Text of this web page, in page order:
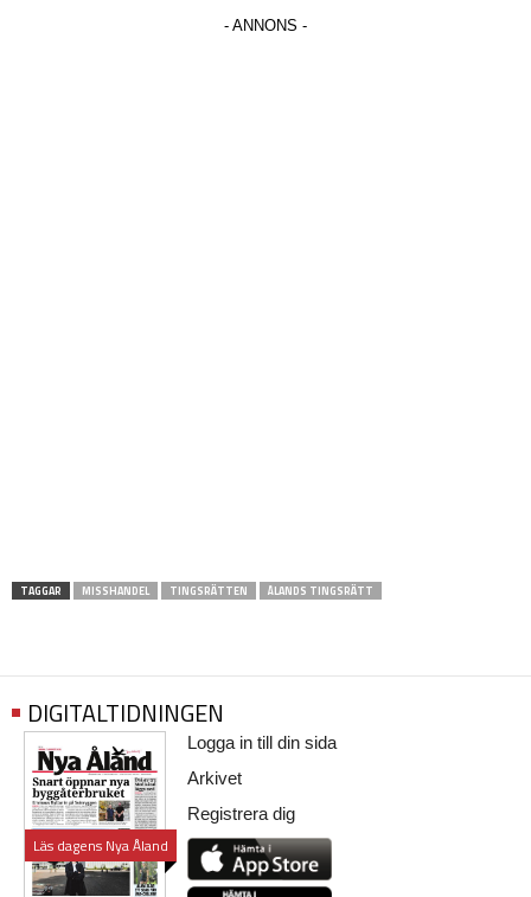
TAGGAR MISSHANDEL TINGSRÄTTEN ÅLANDS TINGSRÄTT
DIGITALTIDNINGEN
Läs dagens Nya Åland
Logga in till din sida
Arkivet
Registrera dig